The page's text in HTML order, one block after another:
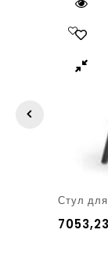
Стул
7053,23